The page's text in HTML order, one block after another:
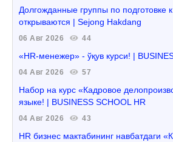
Долгожданные группы по подготовке
открываются | Sejong Hakdang
06 Авг 2026 44
«HR-менежер» - ўқув курси! |
04 Авг 2026 57
Набор на курс «Кадровое
языке! | BUSINESS SCHOOL HR
04 Авг 2026 43
HR бизнес мактабининг навбатдаги